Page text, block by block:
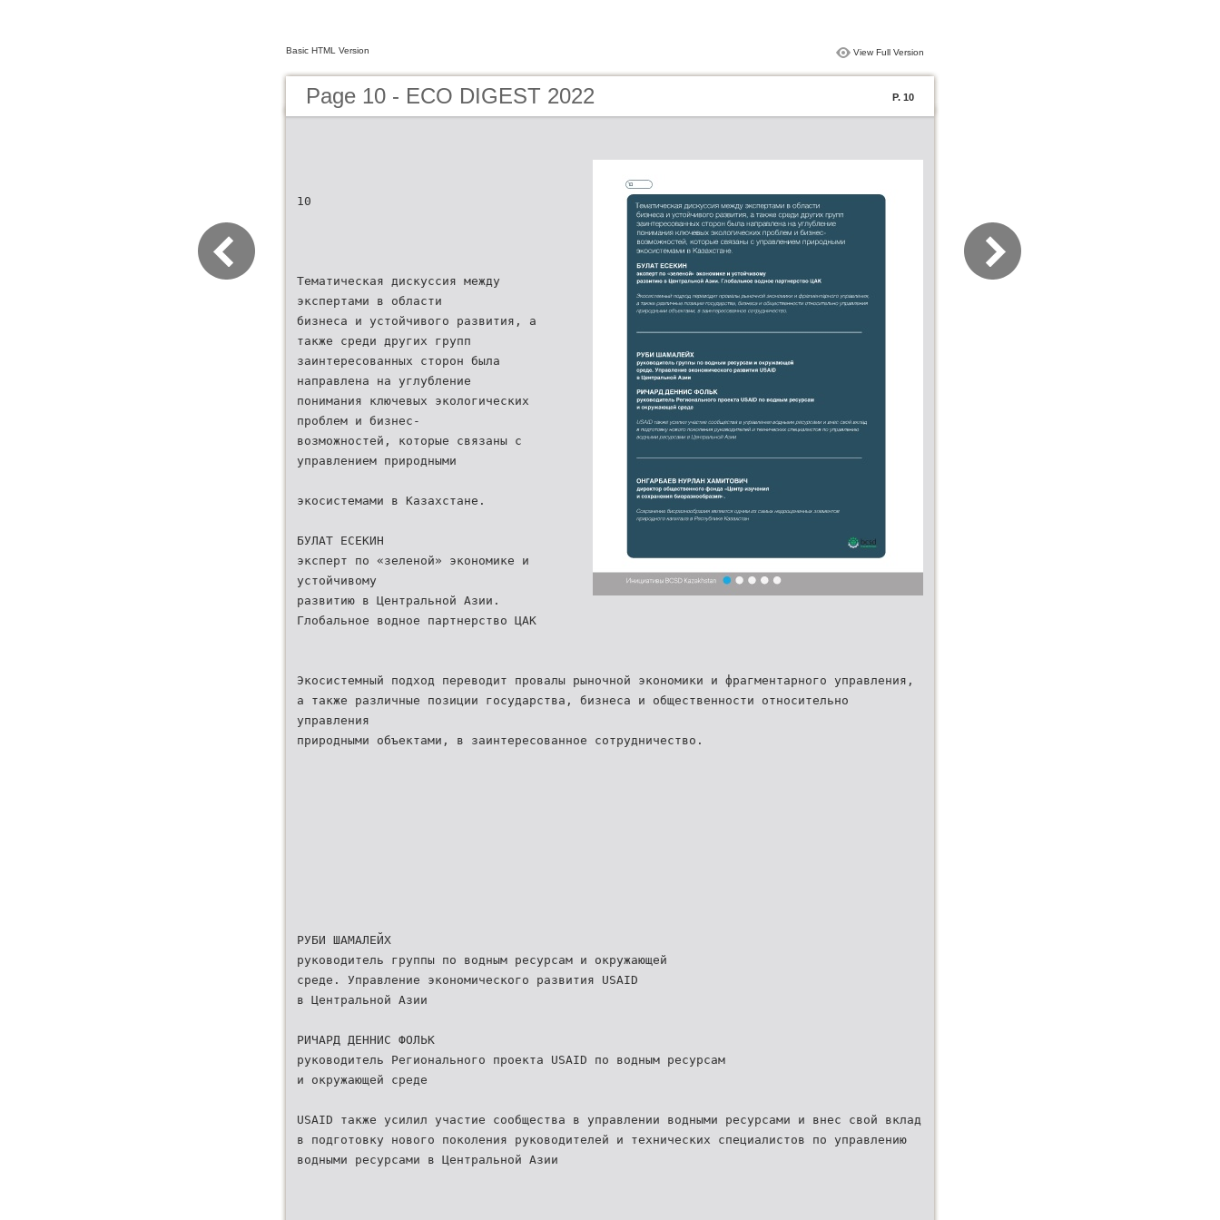
Basic HTML Version View Full Version
Page 10 - ECO DIGEST 2022 P. 10
10
Тематическая дискуссия между
экспертами в области
бизнеса и устойчивого развития, а
также среди других групп
заинтересованных сторон была
направлена на углубление
понимания ключевых экологических
проблем и бизнес-
возможностей, которые связаны с
управлением природными
экосистемами в Казахстане.
БУЛАТ ЕСЕКИН
эксперт по «зеленой» экономике и
устойчивому
развитию в Центральной Азии.
Глобальное водное партнерство ЦАК
Экосистемный подход переводит провалы рыночной экономики и фрагментарного управления,
а также различные позиции государства, бизнеса и общественности относительно
управления
природными объектами, в заинтересованное сотрудничество.
РУБИ ШАМАЛЕЙХ
руководитель группы по водным ресурсам и окружающей
среде. Управление экономического развития USAID
в Центральной Азии
РИЧАРД ДЕННИС ФОЛЬК
руководитель Регионального проекта USAID по водным ресурсам
и окружающей среде
USAID также усилил участие сообщества в управлении водными ресурсами и внес свой вклад
в подготовку нового поколения руководителей и технических специалистов по управлению
водными ресурсами в Центральной Азии